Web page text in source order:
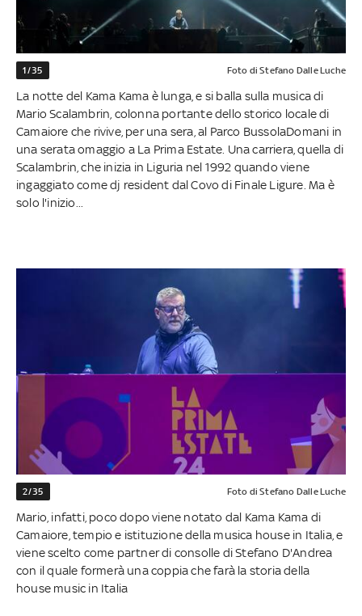
1/35 Foto di Stefano Dalle Luche
La notte del Kama Kama è lunga, e si balla sulla musica di
Mario Scalambrin, colonna portante dello storico locale di
Camaiore che rivive, per una sera, al Parco BussolaDomani in
una serata omaggio a La Prima Estate. Una carriera, quella di
Scalambrin, che inizia in Liguria nel 1992 quando viene
ingaggiato come dj resident dal Covo di Finale Ligure. Ma è
solo l'inizio...
2/35 Foto di Stefano Dalle Luche
Mario, infatti, poco dopo viene notato dal Kama Kama di
Camaiore, tempio e istituzione della musica house in Italia, e
viene scelto come partner di consolle di Stefano D'Andrea
con il quale formerà una coppia che farà la storia della
house music in Italia